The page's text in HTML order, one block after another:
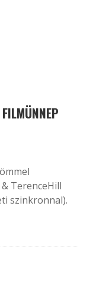
TerenceHill
szinkronnal).